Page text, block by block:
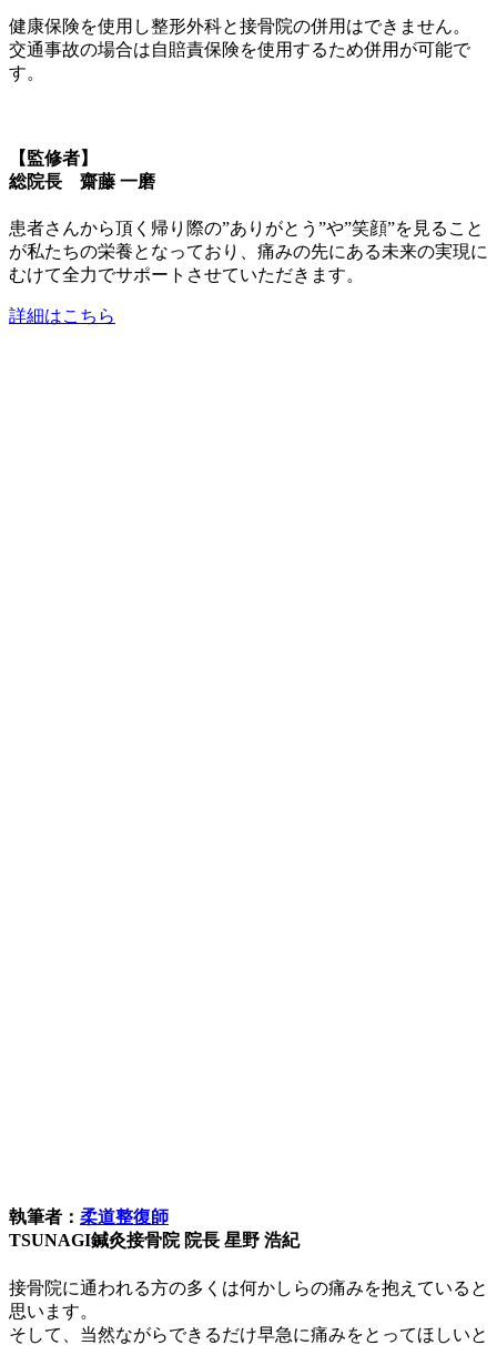
健康保険を使用し整形外科と接骨院の併用はできません。
交通事故の場合は自賠責保険を使用するため併用が可能で
す。
【監修者】
総院長 齋藤 一磨
患者さんから頂く帰り際の”ありがとう”や”笑顔”を見ること
が私たちの栄養となっており、痛みの先にある未来の実現に
むけて全力でサポートさせていただきます。
詳細はこちら
執筆者： 柔道整復師
TSUNAGI鍼灸接骨院 院長 星野 浩紀
接骨院に通われる方の多くは何かしらの痛みを抱えていると
思います。
そして、当然ながらできるだけ早急に痛みをとってほしいと